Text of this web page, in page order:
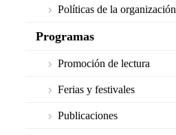
Políticas de la organización
Programas
Promoción de lectura
Ferias y festivales
Publicaciones